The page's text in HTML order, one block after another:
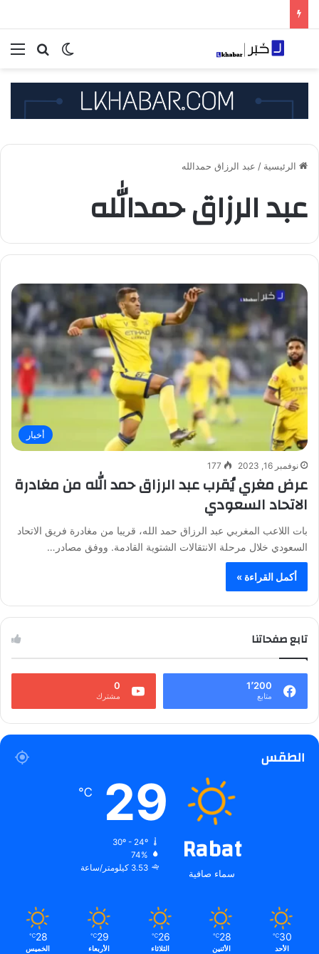
بحثالوضع
الرئيسية / عبد الرزاق حمدالله
عبد الرزاق حمدالله
أخبار
نوفمبر 16, 2023 177
عرض مغري يُقرب عبد الرزاق حمد الله من مغادرة
الاتحاد السعودي
بات اللاعب المغربي عبد الرزاق حمد الله، قريبا من مغادرة فريق الاتحاد
السعودي خلال مرحلة الانتقالات الشتوية القادمة. ووفق مصادر…
أكمل القراءة »
تابع صفحاتنا
1٬200
متابع
0
مشترك
الطقس
Rabat
سماء صافية
29
℃
30º - 24º
74%
3.53 كيلومتر/ساعة
30
℃
الأحد
28
℃
الأثنين
26
℃
الثلاثاء
29
℃
الأربعاء
28
℃
الخميس